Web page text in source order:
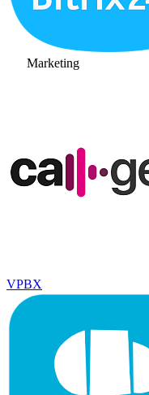
Marketing
VPBX